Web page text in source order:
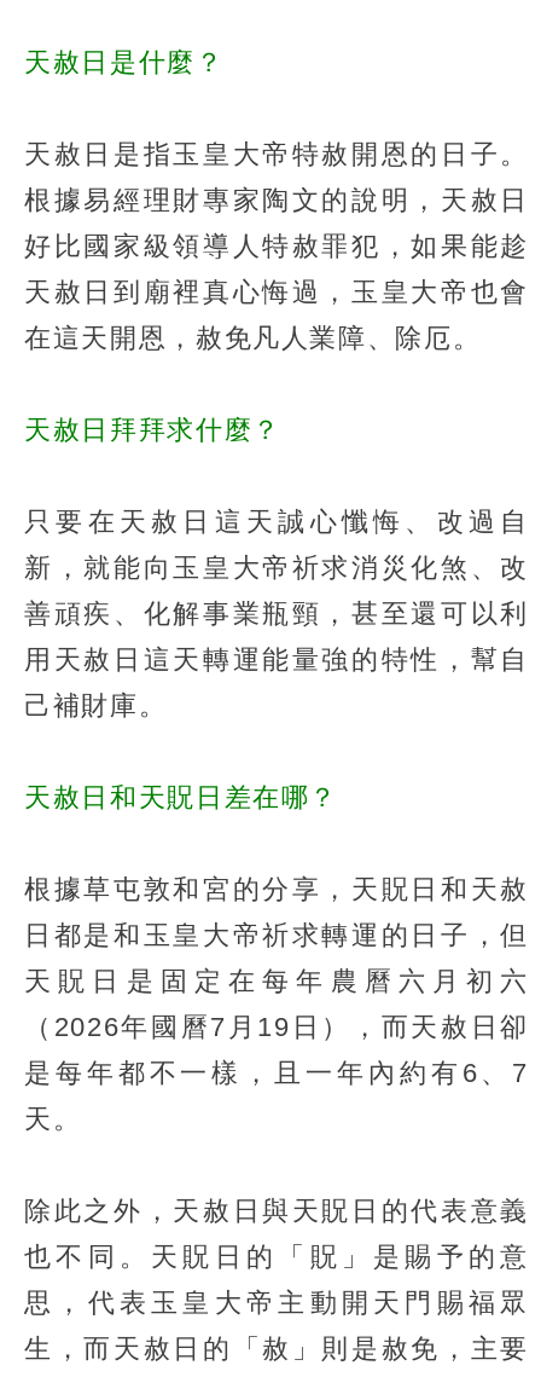
天赦日是什麼？
天赦日是指玉皇大帝特赦開恩的日子。
根據易經理財專家陶文的說明，天赦日
好比國家級領導人特赦罪犯，如果能趁
天赦日到廟裡真心悔過，玉皇大帝也會
在這天開恩，赦免凡人業障、除厄。
天赦日拜拜求什麼？
只要在天赦日這天誠心懺悔、改過自
新，就能向玉皇大帝祈求消災化煞、改
善頑疾、化解事業瓶頸，甚至還可以利
用天赦日這天轉運能量強的特性，幫自
己補財庫。
天赦日和天貺日差在哪？
根據草屯敦和宮的分享，天貺日和天赦
日都是和玉皇大帝祈求轉運的日子，但
天貺日是固定在每年農曆六月初六
（2026年國曆7月19日），而天赦日卻
是每年都不一樣，且一年內約有6、7
天。
除此之外，天赦日與天貺日的代表意義
也不同。天貺日的「貺」是賜予的意
思，代表玉皇大帝主動開天門賜福眾
生，而天赦日的「赦」則是赦免，主要